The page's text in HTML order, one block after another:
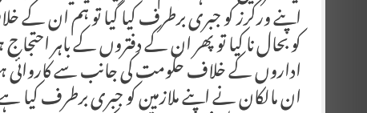
اپنے ورکرز کو جبری برطرف کیا گیا تو ہم ان کے
کو بحال نا کیا تو پھر ان کے دفتروں کے باہر
اداروں کے خلاف حکومت کی جانب سے کاروائی
ان مالکان نے اپنے ملازمین کو جبری برطرف